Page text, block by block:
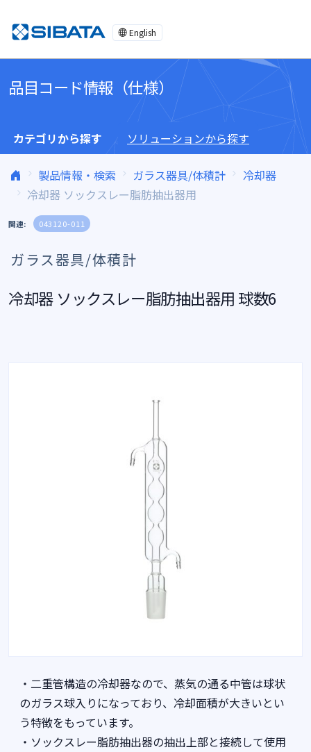
English
品目コード情報（仕様）
カテゴリから探す ソリューションから探す
製品情報・検索 ガラス器具/体積計
冷却器
冷却器 ソックスレー脂肪抽出器用
関連: 043120-011
ガラス器具/体積計
冷却器 ソックスレー脂肪抽出器用 球数6
・二重管構造の冷却器なので、蒸気の通る中管は球状
のガラス球入りになっており、冷却面積が大きいとい
う特徴をもっています。
・ソックスレー脂肪抽出器の抽出上部と接続して使用